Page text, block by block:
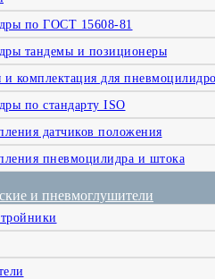
по ГОСТ 15608-81
тандемы и позиционеры
и комплектация для
по стандарту ISO
датчиков положения
пневмоцилидра и штока
и пневмоглушители